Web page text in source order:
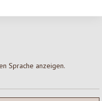
Sprache anzeigen.